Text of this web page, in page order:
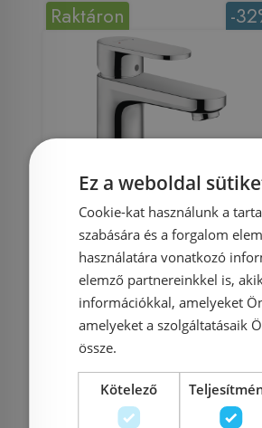
-
Raktáron
Még 16 db ezen az áron!
Hansgrohe Vernis
egykaros
mosdócsaptelep 100,
automata
lefolyógarnitúrával
71551000
Azonosító: 187584
Cikkszám: 71551000
Ez a weboldal
Cookie-kat használunk a
szabására és a forgalom
használatára vonatkozó
elemző partnereinkkel is,
információkkal, amelyeket
amelyeket a szolgáltatásaik
össze.
Kötelező